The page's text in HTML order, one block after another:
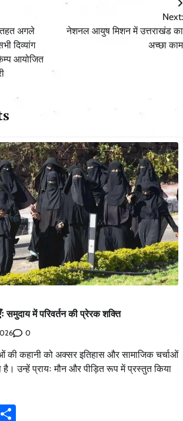
तहत अगले
दिव्यांग
आयोजित
Next:
नेशनल आयुष मिशन में उत्तराखंड का
अच्छा काम
समुदाय में परिवर्तन की प्रेरक शक्ति
0
की कहानी को अक्सर इतिहास और सामाजिक चर्चाओं
उन्हें प्रायः मौन और पीड़ित रूप में प्रस्तुत किया